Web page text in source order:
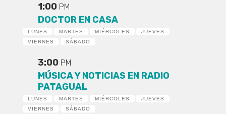
1:00 PM
DOCTOR EN CASA
LUNES MARTES MIÉRCOLES
JUEVES
VIERNES
SÁBADO
3:00 PM
MÚSICA Y NOTICIAS EN RADIO
PATAGUAL
LUNES MARTES MIÉRCOLES
JUEVES
VIERNES
SÁBADO